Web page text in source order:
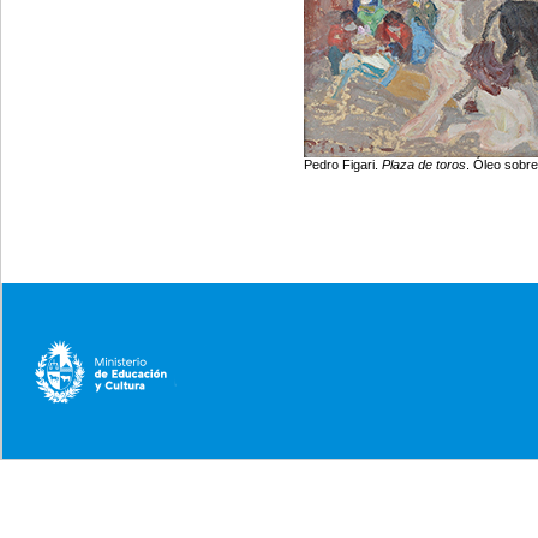
Pedro Figari. Plaza de toros . Óleo